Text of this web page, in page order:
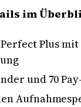
im
Plus
und 70